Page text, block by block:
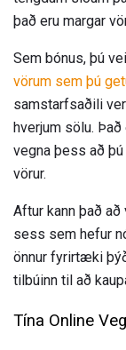
það eru margar
Sem bónus, þú
vörum sem þú
samstarfsaðili
hverjum sölu.
vegna þess að
vörur.
Aftur kann það
sess sem hefur
önnur fyrirtæki
tilbúinn til að
Tína Online